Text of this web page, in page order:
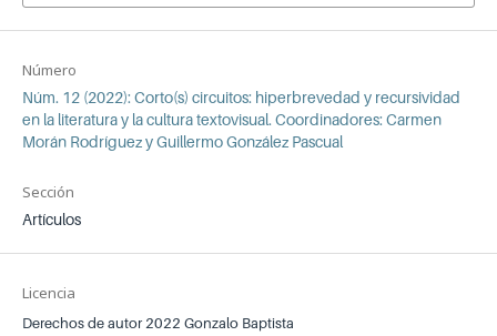
Número
Núm. 12 (2022): Corto(s) circuitos: hiperbrevedad y recursividad
en la literatura y la cultura textovisual. Coordinadores: Carmen
Morán Rodríguez y Guillermo González Pascual
Sección
Artículos
Licencia
Derechos de autor 2022 Gonzalo Baptista